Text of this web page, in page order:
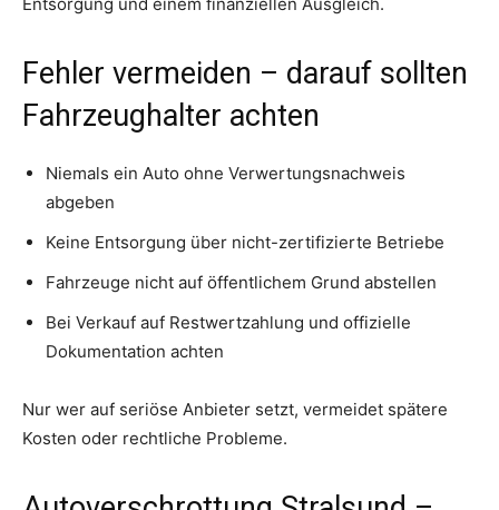
Fehler vermeiden – darauf sollten
Fahrzeughalter achten
Niemals ein Auto ohne Verwertungsnachweis
abgeben
Keine Entsorgung über nicht-zertifizierte Betriebe
Fahrzeuge nicht auf öffentlichem Grund abstellen
Bei Verkauf auf Restwertzahlung und offizielle
Dokumentation achten
Nur wer auf seriöse Anbieter setzt, vermeidet spätere
Kosten oder rechtliche Probleme.